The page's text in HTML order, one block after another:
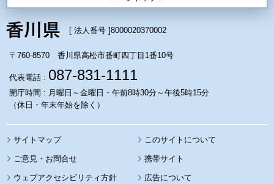
[ 法人番号 ]8000020370002
〒760-8570 香川県高松市番町四丁目1番10号
代表電話 : 087-831-1111
開庁時間 : 月曜日～金曜日・午前8時30分～午後5時15分
（休日・年末年始を除く）
サイトマップ このサイトについて
携帯サイト
ウェブアクセシビリティ方針 広告について